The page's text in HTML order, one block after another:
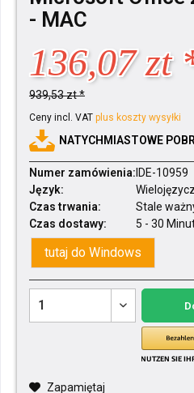
- MAC
136,07 zt
939,53 zt *
Ceny incl. VAT plus koszty wysyłki
NATYCHMIASTOWE
Numer zamówienia: IDE-10959
Język:
Czas trwania:
Stale
Czas dostawy:
5 - 30
tutaj do Windows
Zapamiętaj